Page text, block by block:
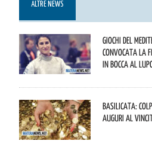
ALTRE NEWS
Giochi del
convocata la
In bocca al
Basilicata:
Auguri al